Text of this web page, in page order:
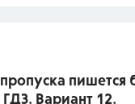
пишется
Вариант 12.